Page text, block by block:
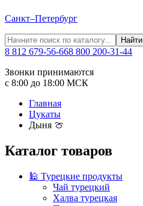
Санкт–Петербург
Найти
8 812 679-56-668 800 200-31-44
Звонки принимаются
с 8:00 до 18:00 МСК
Главная
Цукаты
Дыня 🍈
Каталог товаров
🕌 Турецкие продукты
Чай турецкий
Халва турецкая